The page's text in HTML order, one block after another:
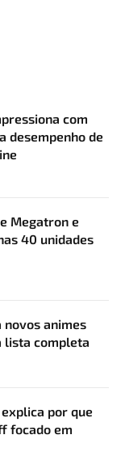
com
desempenho de
Megatron e
40 unidades
animes
lista completa
por que
focado em